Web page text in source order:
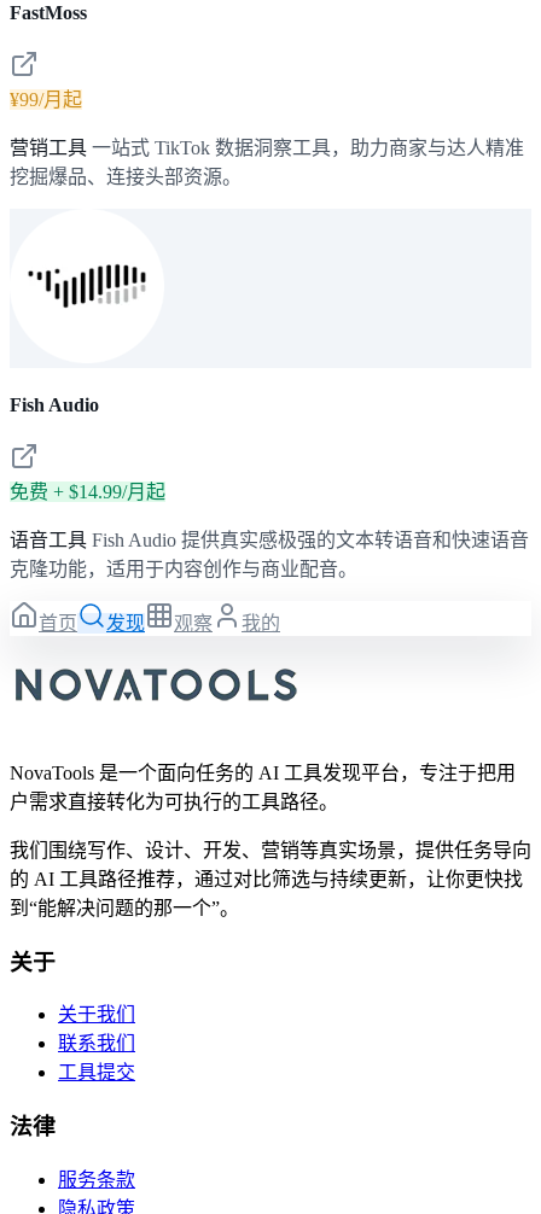
FastMoss
¥99/月起
营销工具 一站式 TikTok 数据洞察工具，助力商家与达人精准
挖掘爆品、连接头部资源。
Fish Audio
免费 + $14.99/月起
语音工具 Fish Audio 提供真实感极强的文本转语音和快速语音
克隆功能，适用于内容创作与商业配音。
首页 发现 观察 我的
NovaTools 是一个面向任务的 AI 工具发现平台，专注于把用
户需求直接转化为可执行的工具路径。
我们围绕写作、设计、开发、营销等真实场景，提供任务导向
的 AI 工具路径推荐，通过对比筛选与持续更新，让你更快找
到“能解决问题的那一个”。
关于
关于我们
联系我们
工具提交
法律
服务条款
隐私政策